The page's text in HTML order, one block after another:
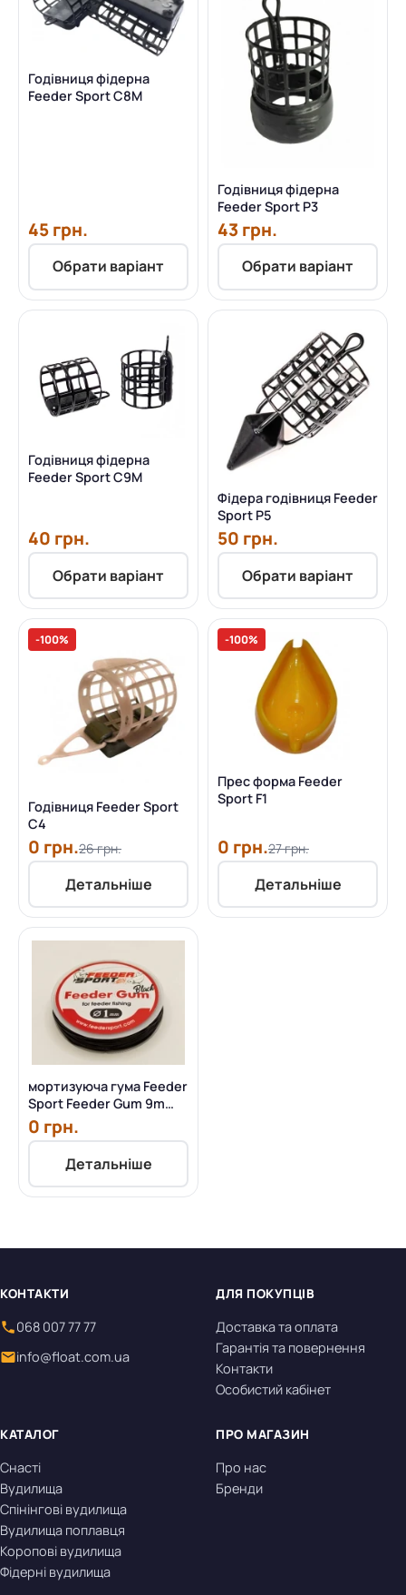
Годівниця фідерна
Feeder Sport C8M
45 грн.
Обрати варіант
Годівниця фідерна
Feeder Sport P3
43 грн.
Обрати варіант
Годівниця фідерна
Feeder Sport C9M
40 грн.
Обрати варіант
Фідера годівниця Feeder
Sport P5
50 грн.
Обрати варіант
-100%
Годівниця Feeder Sport
C4
0 грн.26 грн.
Детальніше
-100%
Прес форма Feeder
Sport F1
0 грн.27 грн.
Детальніше
мортизуюча гума Feeder
Sport Feeder Gum 9m
1.0mm (black)
0 грн.
Детальніше
КОНТАКТИ
068 007 77 77
info@float.com.ua
ДЛЯ ПОКУПЦІВ
Доставка та оплата
Гарантія та повернення
Контакти
Особистий кабінет
КАТАЛОГ
Снасті
Вудилища
Спінінгові вудилища
Вудилища поплавця
Коропові вудилища
Фідерні вудилища
ПРО МАГАЗИН
Про нас
Бренди